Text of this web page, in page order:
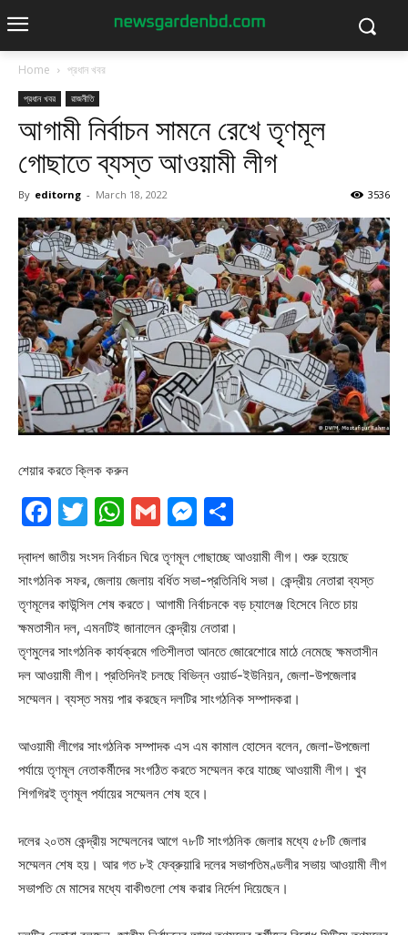
Home প্রধান খবর
প্রধান খবর রাজনীতি
আগামী নির্বাচন সামনে রেখে তৃণমূল
গোছাতে ব্যস্ত আওয়ামী লীগ
By editorng - March 18, 2022 3536
শেয়ার করতে ক্লিক করুন
Facebook
Twitter
WhatsApp
GmailMessenger
দ্বাদশ জাতীয় সংসদ নির্বাচন ঘিরে তৃণমূল গোছাচ্ছে আওয়ামী লীগ। শুরু হয়েছে
সাংগঠনিক সফর, জেলায় জেলায় বর্ধিত সভা-প্রতিনিধি সভা। কেন্দ্রীয় নেতারা ব্যস্ত
তৃণমূলের কাউন্সিল শেষ করতে। আগামী নির্বাচনকে বড় চ্যালেঞ্জ হিসেবে নিতে চায়
ক্ষমতাসীন দল, এমনটিই জানালেন কেন্দ্রীয় নেতারা।
তৃণমুলের সাংগঠনিক কার্যক্রমে গতিশীলতা আনতে জোরেশোরে মাঠে নেমেছে ক্ষমতাসীন
দল আওয়ামী লীগ। প্রতিদিনই চলছে বিভিন্ন ওয়ার্ড-ইউনিয়ন, জেলা-উপজেলার
সম্মেলন। ব্যস্ত সময় পার করছেন দলটির সাংগঠনিক সম্পাদকরা।
আওয়ামী লীগের সাংগঠনিক সম্পাদক এস এম কামাল হোসেন বলেন, জেলা-উপজেলা
পর্যায়ে তৃণমূল নেতাকর্মীদের সংগঠিত করতে সম্মেলন করে যাচ্ছে আওয়ামী লীগ। খুব
শিগগিরই তৃণমূল পর্যায়ের সম্মেলন শেষ হবে।
দলের ২০তম কেন্দ্রীয় সম্মেলনের আগে ৭৮টি সাংগঠনিক জেলার মধ্যে ৫৮টি জেলার
সম্মেলন শেষ হয়। আর গত ৮ই ফেব্রুয়ারি দলের সভাপতিমণ্ডলীর সভায় আওয়ামী লীগ
সভাপতি মে মাসের মধ্যে বাকীগুলো শেষ করার নির্দেশ দিয়েছেন।